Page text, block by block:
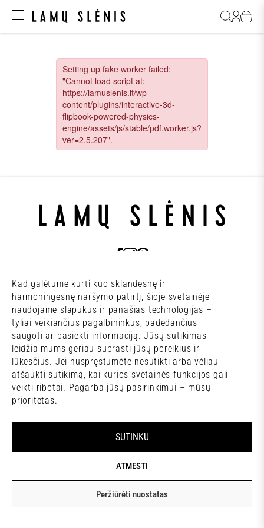
Kad galėtume kurti kuo sklandesnę ir
harmoningesnę naršymo patirtį, šioje svetainėje
naudojame slapukus ir panašias technologijas –
tyliai veikiančius pagalbininkus, padedančius
saugoti ar pasiekti informaciją. Jūsų sutikimas
leidžia mums geriau suprasti jūsų poreikius ir
lūkesčius. Jei nuspręstumėte nesutikti arba vėliau
atšaukti sutikimą, kai kurios svetainės funkcijos gali
veikti ribotai. Pagarba jūsų pasirinkimui – mūsų
prioritetas.
SUTINKU
ATMESTI
Peržiūrėti nuostatas
Lamų slėnis © 2026
Sąlygos ir taisyklės